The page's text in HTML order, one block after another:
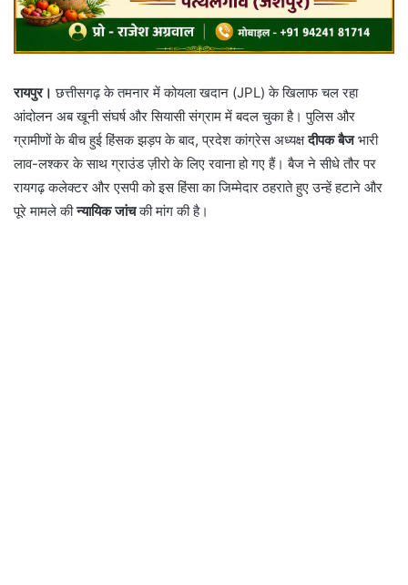
रायपुर। छत्तीसगढ़ के तमनार में कोयला खदान (JPL) के खिलाफ चल रहा
आंदोलन अब खूनी संघर्ष और सियासी संग्राम में बदल चुका है। पुलिस और
ग्रामीणों के बीच हुई हिंसक झड़प के बाद, प्रदेश कांग्रेस अध्यक्षदीपक बैजभारी
लाव-लश्कर के साथ ग्राउंड ज़ीरो के लिए रवाना हो गए हैं। बैज ने सीधे तौर पर
रायगढ़ कलेक्टर और एसपी को इस हिंसा का जिम्मेदार ठहराते हुए उन्हें हटाने और
पूरे मामले कीन्यायिक जांचकी मांग की है।